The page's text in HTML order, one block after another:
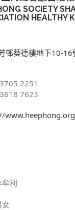
SOCIETY
HEALTHY
邨葵德樓地下10-16
2251
7623
牟利
女